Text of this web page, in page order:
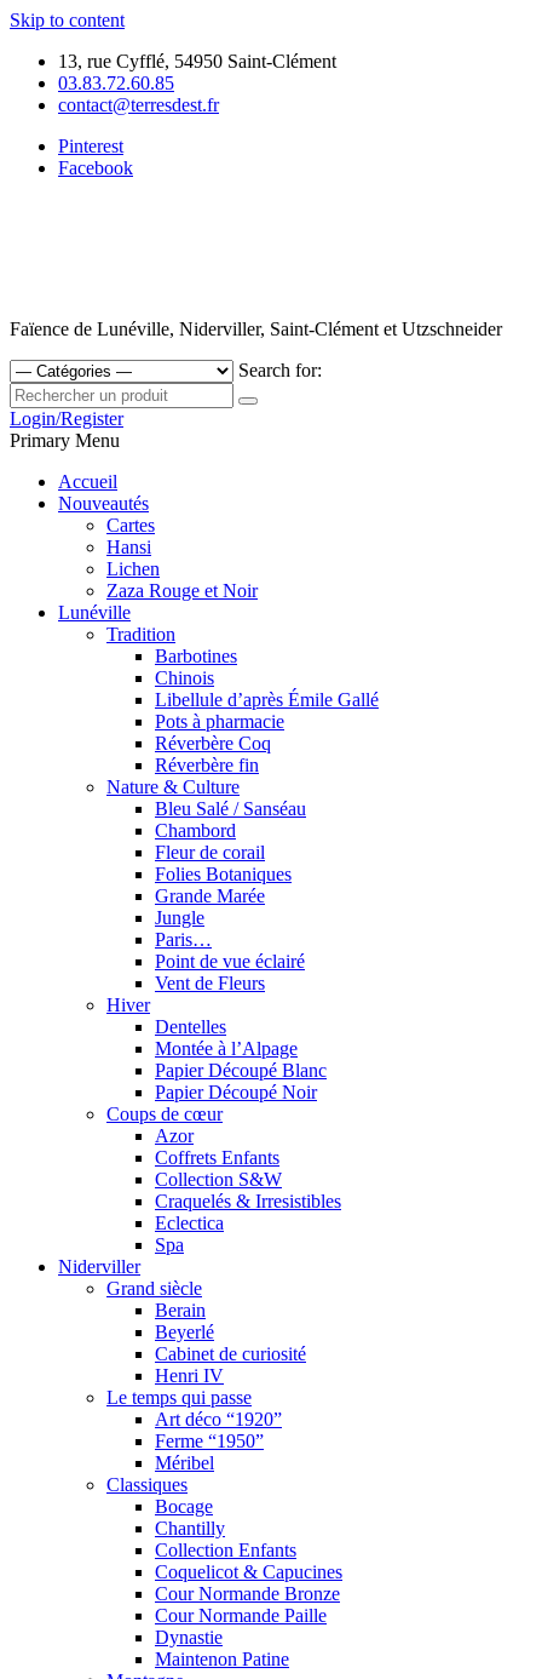
Skip to content
13, rue Cyfflé, 54950 Saint-Clément
03.83.72.60.85
contact@terresdest.fr
Pinterest
Facebook
Faïence de Lunéville, Niderviller, Saint-Clément et Utzschneider
Search for:
Login/Register
Primary Menu
Accueil
Nouveautés
Cartes
Hansi
Lichen
Zaza Rouge et Noir
Lunéville
Tradition
Barbotines
Chinois
Libellule d’après Émile Gallé
Pots à pharmacie
Réverbère Coq
Réverbère fin
Nature & Culture
Bleu Salé / Sanséau
Chambord
Fleur de corail
Folies Botaniques
Grande Marée
Jungle
Paris…
Point de vue éclairé
Vent de Fleurs
Hiver
Dentelles
Montée à l’Alpage
Papier Découpé Blanc
Papier Découpé Noir
Coups de cœur
Azor
Coffrets Enfants
Collection S&W
Craquelés & Irresistibles
Eclectica
Spa
Niderviller
Grand siècle
Berain
Beyerlé
Cabinet de curiosité
Henri IV
Le temps qui passe
Art déco “1920”
Ferme “1950”
Méribel
Classiques
Bocage
Chantilly
Collection Enfants
Coquelicot & Capucines
Cour Normande Bronze
Cour Normande Paille
Dynastie
Maintenon Patine